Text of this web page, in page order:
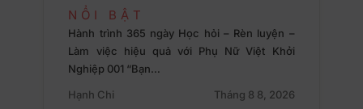
NỔI BẬT
Hành trình 365 ngày Học hỏi – Rèn luyện –
Làm việc hiệu quả với Phụ Nữ Việt Khởi
Nghiệp 001 “Bạn…
Hạnh Chi
Tháng 8 8, 2026